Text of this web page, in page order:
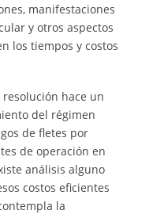
manifestaciones
y otros aspectos
los tiempos y costos
hace un
del régimen
de fletes por
de operación en
análisis alguno
costos eficientes
la